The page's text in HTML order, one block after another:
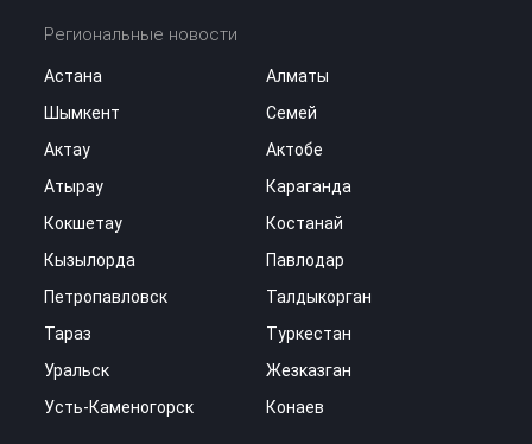
Региональные новости
Астана
Алматы
Шымкент
Семей
Актау
Актобе
Атырау
Караганда
Кокшетау
Костанай
Кызылорда
Павлодар
Петропавловск
Талдыкорган
Тараз
Туркестан
Уральск
Жезказган
Усть-Каменогорск
Конаев